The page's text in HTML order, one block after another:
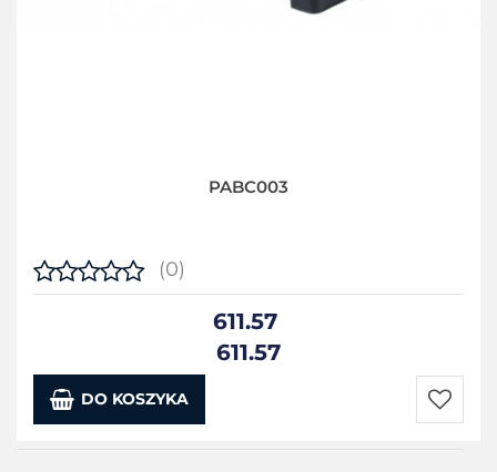
PABC003
(0)
611.57
611.57
DO KOSZYKA
Do